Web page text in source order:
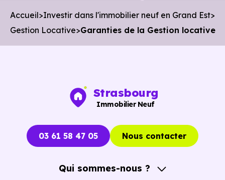
Accueil Investir dans l'immobilier neuf en Grand Est
Gestion Locative Garanties de la Gestion locative
Strasbourg
Immobilier Neuf
03 61 58 47 05 Nous contacter
Qui sommes-nous ?